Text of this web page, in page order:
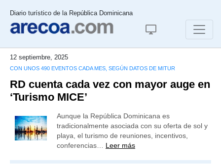
Diario turístico de la República Dominicana
12 septiembre, 2025
CON UNOS 490 EVENTOS CADA MES, SEGÚN DATOS DE MITUR
RD cuenta cada vez con mayor auge en
‘Turismo MICE’
Aunque la República Dominicana es
tradicionalmente asociada con su oferta de sol y
playa, el turismo de reuniones, incentivos,
conferencias… Leer más